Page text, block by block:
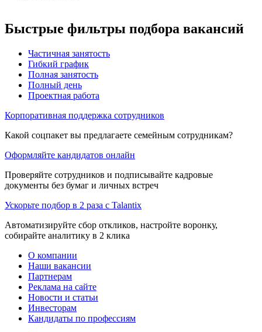
Быстрые фильтры подбора вакансий
Частичная занятость
Гибкий график
Полная занятость
Полный день
Проектная работа
Корпоративная поддержка сотрудников
Какой соцпакет вы предлагаете семейным сотрудникам?
Оформляйте кандидатов онлайн
Проверяйте сотрудников и подписывайте кадровые
документы без бумаг и личных встреч
Ускорьте подбор в 2 раза с Talantix
Автоматизируйте сбор откликов, настройте воронку,
собирайте аналитику в 2 клика
О компании
Наши вакансии
Партнерам
Реклама на сайте
Новости и статьи
Инвесторам
Кандидаты по профессиям